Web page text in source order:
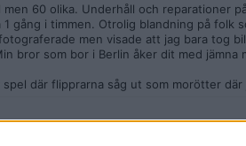
men 60 olika. Underhåll och reparationer
gång i timmen. Otrolig blandning på folk
men visade att jag bara tog
bror som bor i Berlin åker dit med jämna
där flipprarna såg ut som morötter